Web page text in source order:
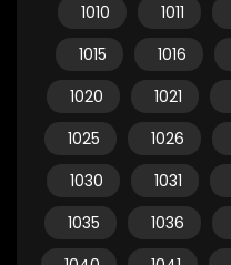
1010
1011
1015
1016
1020
1021
1025
1026
1030
1031
1035
1036